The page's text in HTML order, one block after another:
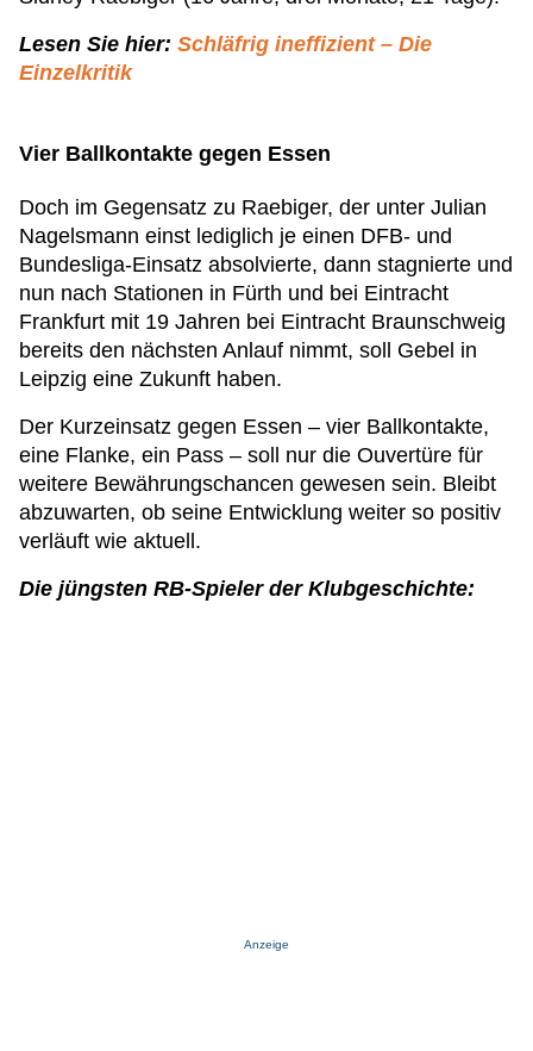
Lesen Sie hier: Schläfrig ineffizient – Die
Einzelkritik
Vier Ballkontakte gegen Essen
Doch im Gegensatz zu Raebiger, der unter Julian
Nagelsmann einst lediglich je einen DFB- und
Bundesliga-Einsatz absolvierte, dann stagnierte und
nun nach Stationen in Fürth und bei Eintracht
Frankfurt mit 19 Jahren bei Eintracht Braunschweig
bereits den nächsten Anlauf nimmt, soll Gebel in
Leipzig eine Zukunft haben.
Der Kurzeinsatz gegen Essen – vier Ballkontakte,
eine Flanke, ein Pass – soll nur die Ouvertüre für
weitere Bewährungschancen gewesen sein. Bleibt
abzuwarten, ob seine Entwicklung weiter so positiv
verläuft wie aktuell.
Die jüngsten RB-Spieler der Klubgeschichte:
Anzeige